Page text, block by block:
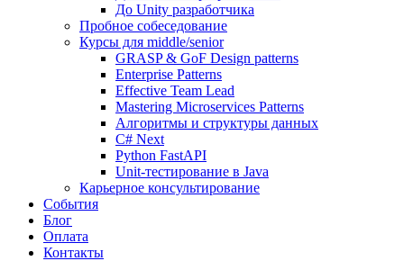
До Unity разработчика
Пробное собеседование
Курсы для middle/senior
GRASP & GoF Design patterns
Enterprise Patterns
Effective Team Lead
Mastering Microservices Patterns
Алгоритмы и структуры данных
C# Next
Python FastAPI
Unit-тестирование в Java
Карьерное консультирование
События
Блог
Оплата
Контакты